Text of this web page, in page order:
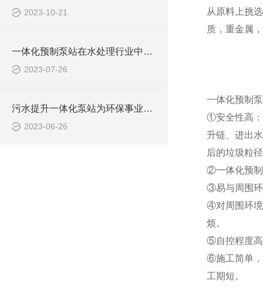
2023-10-21
一体化预制泵站在水处理行业中的应用
2023-07-26
污水提升一体化泵站为环保事业做出了哪些贡献？
2023-06-26
从原料上挑
质，重金属
一体化预制
①安全性高：
升链、进出
后的垃圾粒
②一体化预制
③易与周围环
④对周围环境
烦。
⑤自控程度高
⑥施工简单，
工期短。